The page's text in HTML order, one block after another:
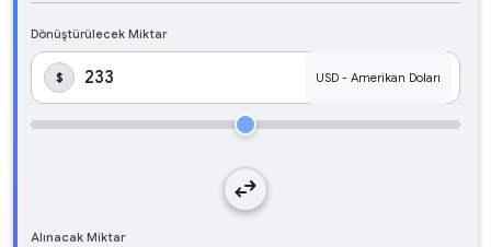
Dönüştürülecek Miktar
$
swap_horiz
Alınacak Miktar